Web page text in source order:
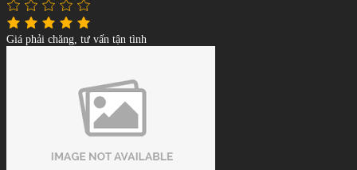
Giá phải chăng, tư vấn tận tình